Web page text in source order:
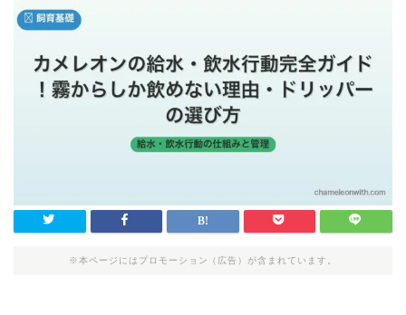
※本ページにはプロモーション（広告）が含まれています。